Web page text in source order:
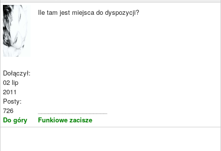
Dołączył:
02 lip
2011
Posty:
726
Do góry
Ile tam jest miejsca do dyspozycji?
Funkiowe zacisze